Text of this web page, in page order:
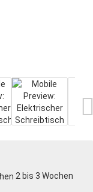
2 bis 3 Wochen